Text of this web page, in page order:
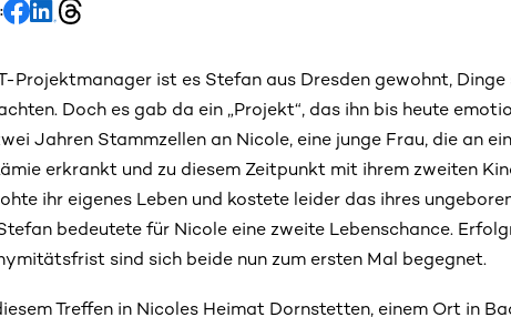
Projektmanager ist es Stefan aus Dresden gewohnt, Dinge
Doch es gab da ein „Projekt“, das ihn bis heute
Jahren Stammzellen an Nicole, eine junge Frau, die an
erkrankt und zu diesem Zeitpunkt mit ihrem zweiten
ihr eigenes Leben und kostete leider das ihres
bedeutete für Nicole eine zweite Lebenschance.
sind sich beide nun zum ersten Mal begegnet.
Treffen in Nicoles Heimat Dornstetten, einem Ort in